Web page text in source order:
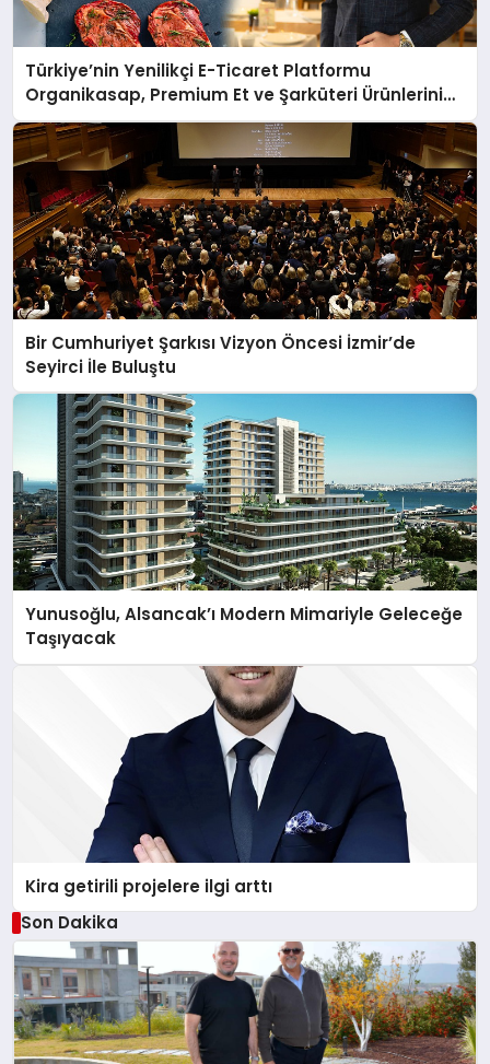
Türkiye’nin Yenilikçi E-Ticaret Platformu
Organikasap, Premium Et ve Şarküteri Ürünlerini
Tüketicilerle Buluşturuyor
Bir Cumhuriyet Şarkısı Vizyon Öncesi İzmir’de
Seyirci İle Buluştu
Yunusoğlu, Alsancak’ı Modern Mimariyle Geleceğe
Taşıyacak
Kira getirili projelere ilgi arttı
Son Dakika